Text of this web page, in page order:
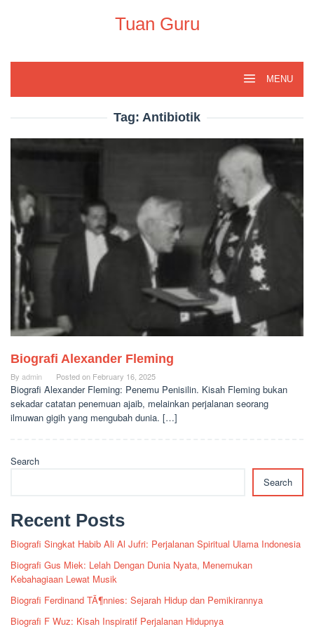
Tuan Guru
MENU
Tag: Antibiotik
Biografi Alexander Fleming
By admin Posted on February 16, 2025
Biografi Alexander Fleming: Penemu Penisilin. Kisah Fleming bukan
sekadar catatan penemuan ajaib, melainkan perjalanan seorang
ilmuwan gigih yang mengubah dunia. […]
Search
Search
Recent Posts
Biografi Singkat Habib Ali Al Jufri: Perjalanan Spiritual Ulama Indonesia
Biografi Gus Miek: Lelah Dengan Dunia Nyata, Menemukan
Kebahagiaan Lewat Musik
Biografi Ferdinand TÃ¶nnies: Sejarah Hidup dan Pemikirannya
Biografi F Wuz: Kisah Inspiratif Perjalanan Hidupnya